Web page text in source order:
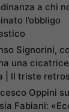
a chi
l’obbligo
Signorini,
una
| Il triste
Oppini su
Fabiani: